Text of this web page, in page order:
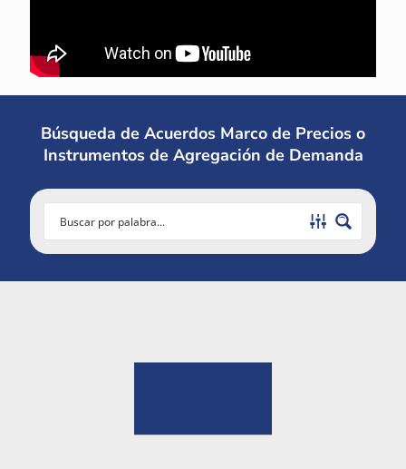
Búsqueda de Acuerdos Marco de Precios o
Instrumentos de Agregación de Demanda